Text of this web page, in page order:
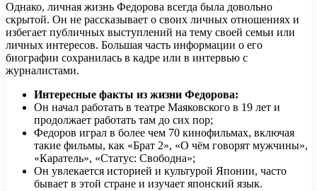
Однако, личная жизнь Федорова всегда была довольно
скрытой. Он не рассказывает о своих личных отношениях и
избегает публичных выступлений на тему своей семьи или
личных интересов. Большая часть информации о его
биографии сохранилась в кадре или в интервью с
журналистами.
Интересные факты из жизни Федорова:
Он начал работать в театре Маяковского в 19 лет и
продолжает работать там до сих пор;
Федоров играл в более чем 70 кинофильмах, включая
такие фильмы, как «Брат 2», «О чём говорят мужчины»,
«Каратель», «Статус: Свободна»;
Он увлекается историей и культурой Японии, часто
бывает в этой стране и изучает японский язык.